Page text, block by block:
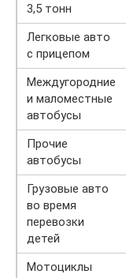
3,5 тонн
Легковые авто
с прицепом
Междугородние
и маломестные
автобусы
Прочие
автобусы
Грузовые авто
во время
перевозки
детей
Мотоциклы